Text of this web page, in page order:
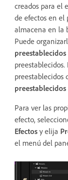
creados para el
de efectos en el
almacena en la
Puede
preestablecidos
preestablecidos
preestablecidos
Para ver las
efecto,
Efectos y elija
el menú del